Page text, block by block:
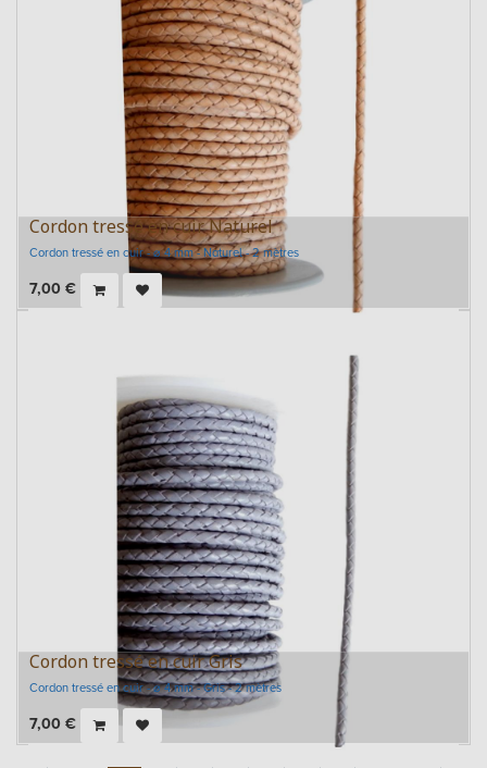
Cordon tressé en cuir Naturel
Cordon tressé en cuir - ⌀ 4 mm - Naturel - 2 mètres
7,00 €
Cordon tressé en cuir Gris
Cordon tressé en cuir - ⌀ 4 mm - Gris - 2 mètres
7,00 €